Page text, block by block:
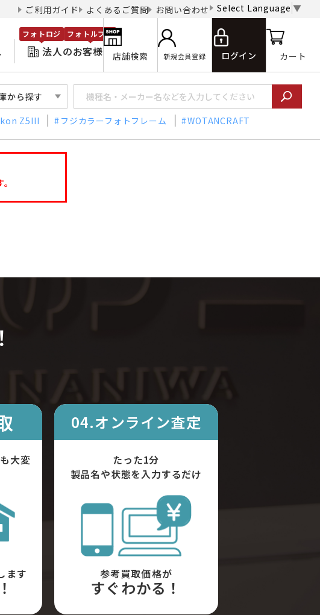
ご利用ガイド よくあるご質問 お問い合わせ Select Language ▼
法人のお客様
フォトロジ フォトルプロ
店舗検索 新規会員登録 ログイン カート
から探す
Z5III フジカラーフォトフレーム WOTANCRAFT
大変
ます
04.オンライン査定
たった1分
製品名や状態を入力するだけ
参考買取価格が
すぐわかる！